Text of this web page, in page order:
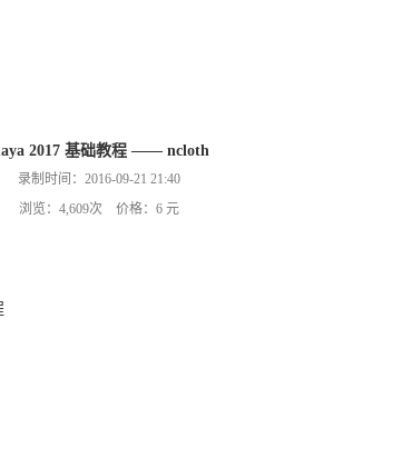
2017 基础教程 —— ncloth
录制时间：2016-09-21 21:40
浏览：4,609次 价格：6 元